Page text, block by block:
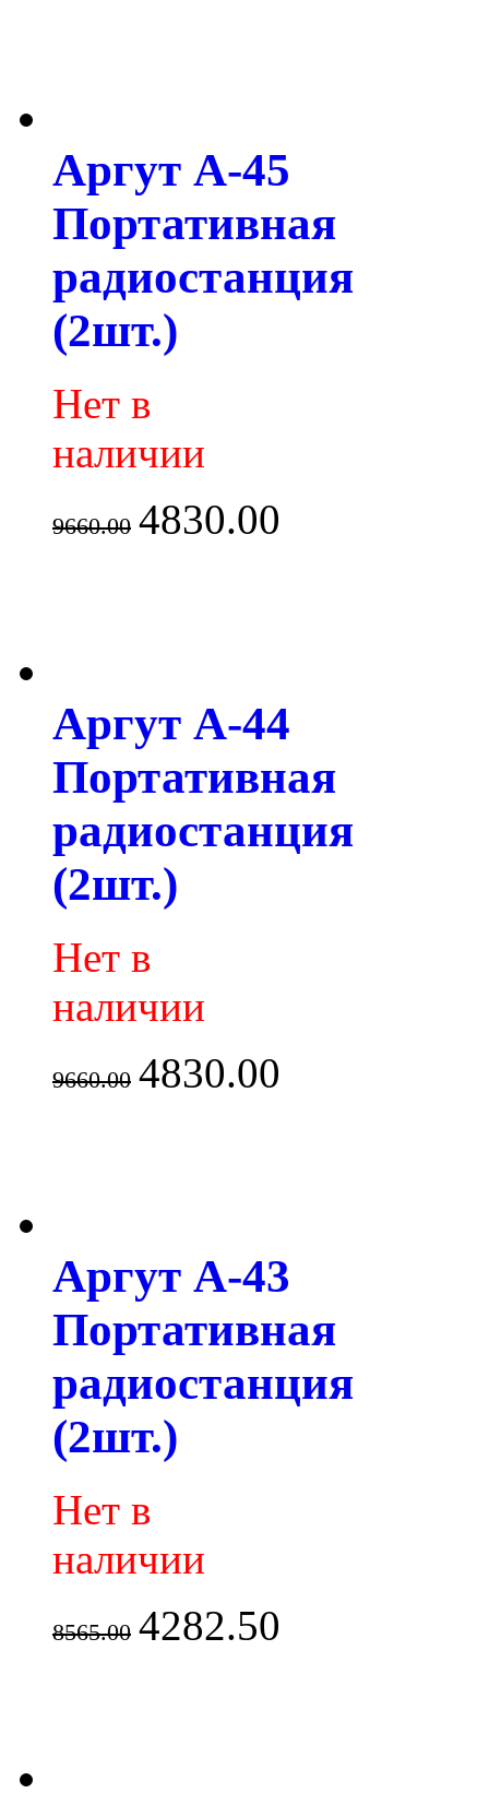
Аргут А-45
Портативная
радиостанция
(2шт.)
Нет в
наличии
9660.00 4830.00
Аргут А-44
Портативная
радиостанция
(2шт.)
Нет в
наличии
9660.00 4830.00
Аргут А-43
Портативная
радиостанция
(2шт.)
Нет в
наличии
8565.00 4282.50